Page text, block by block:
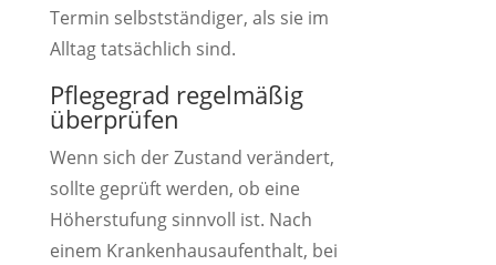
Termin selbstständiger, als sie im
Alltag tatsächlich sind.
Pflegegrad regelmäßig
überprüfen
Wenn sich der Zustand verändert,
sollte geprüft werden, ob eine
Höherstufung sinnvoll ist. Nach
einem Krankenhausaufenthalt, bei